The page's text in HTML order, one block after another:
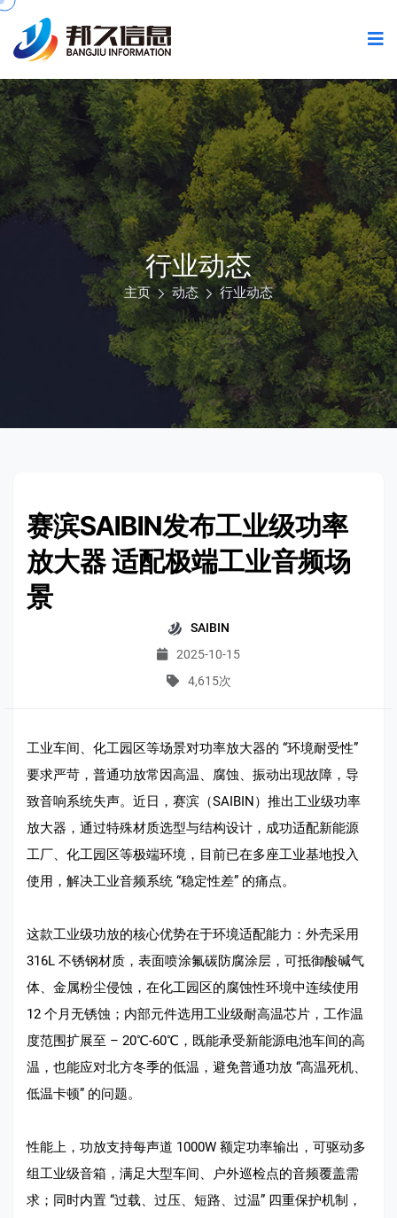
行业动态
主页 动态 行业动态
赛滨SAIBIN发布工业级功率
放大器 适配极端工业音频场
景
SAIBIN
2025-10-15
4,615次
工业车间、化工园区等场景对功率放大器的 “环境耐受性”
要求严苛，普通功放常因高温、腐蚀、振动出现故障，导
致音响系统失声。近日，赛滨（SAIBIN）推出工业级功率
放大器，通过特殊材质选型与结构设计，成功适配新能源
工厂、化工园区等极端环境，目前已在多座工业基地投入
使用，解决工业音频系统 “稳定性差” 的痛点。​
这款工业级功放的核心优势在于环境适配能力：外壳采用
316L 不锈钢材质，表面喷涂氟碳防腐涂层，可抵御酸碱气
体、金属粉尘侵蚀，在化工园区的腐蚀性环境中连续使用
12 个月无锈蚀；内部元件选用工业级耐高温芯片，工作温
度范围扩展至 – 20℃-60℃，既能承受新能源电池车间的高
温，也能应对北方冬季的低温，避免普通功放 “高温死机、
低温卡顿” 的问题。​
性能上，功放支持每声道 1000W 额定功率输出，可驱动多
组工业级音箱，满足大型车间、户外巡检点的音频覆盖需
求；同时内置 “过载、过压、短路、过温” 四重保护机制，